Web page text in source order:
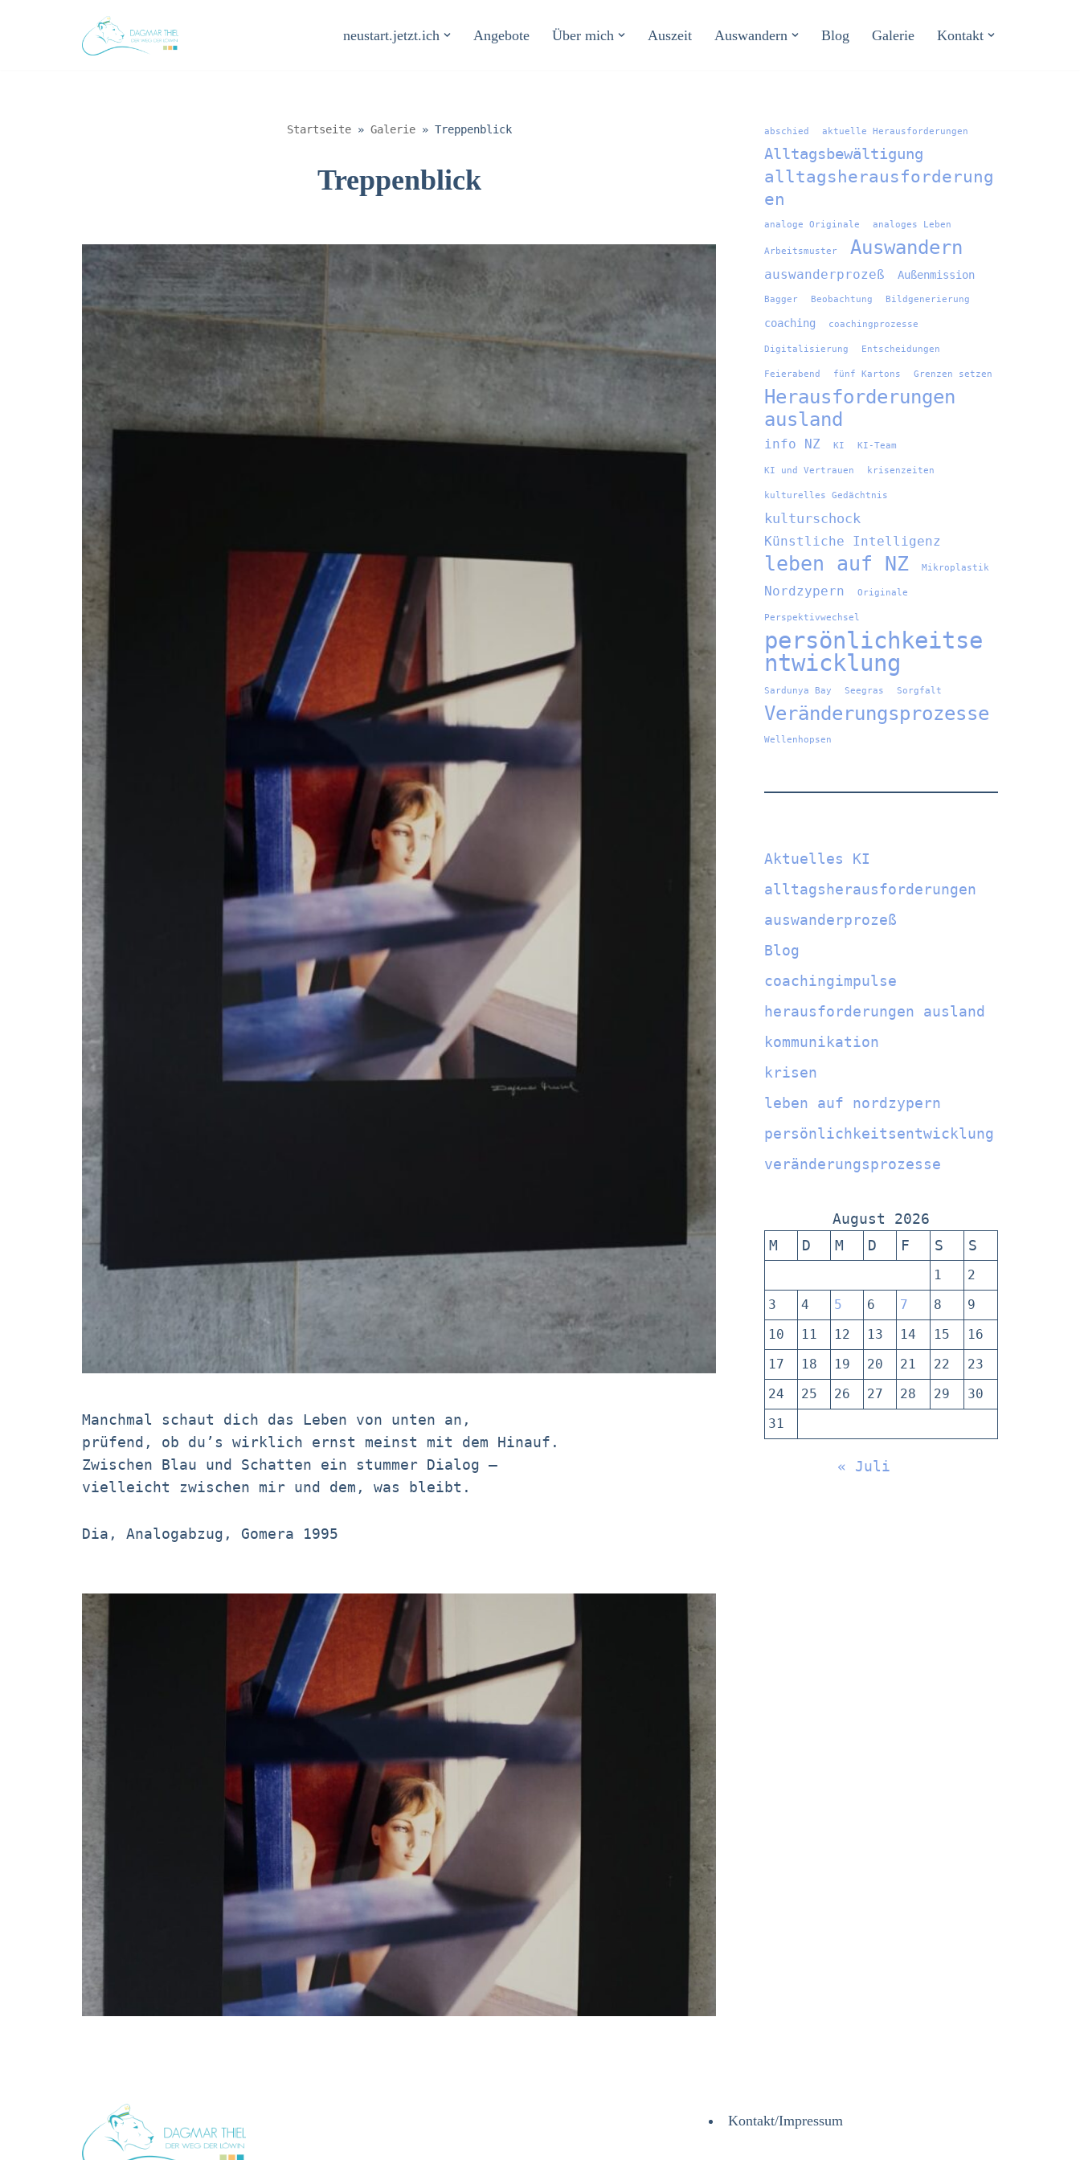
neustart.jetzt.ich Angebote Über mich Auszeit Auswandern Blog Galerie Kontakt
Startseite» Galerie» Treppenblick
Treppenblick
Manchmal schaut dich das Leben von unten an,
prüfend, ob du’s wirklich ernst meinst mit dem Hinauf.
Zwischen Blau und Schatten ein stummer Dialog –
vielleicht zwischen mir und dem, was bleibt.
Dia, Analogabzug, Gomera 1995
abschied aktuelle Herausforderungen
Alltagsbewältigung
alltagsherausforderung
en
analoge Originale analoges Leben
Arbeitsmuster Auswandern
auswanderprozeß Außenmission
Bagger Beobachtung Bildgenerierung
coaching coachingprozesse
Digitalisierung Entscheidungen
Feierabend fünf Kartons Grenzen setzen
Herausforderungen
ausland
info NZ KI KI-Team
KI und Vertrauen krisenzeiten
kulturelles Gedächtnis
kulturschock
Künstliche Intelligenz
leben auf NZ Mikroplastik
Nordzypern Originale
Perspektivwechsel
persönlichkeitse
ntwicklung
Sardunya Bay Seegras Sorgfalt
Veränderungsprozesse
Wellenhopsen
Aktuelles KI
alltagsherausforderungen
auswanderprozeß
Blog
coachingimpulse
herausforderungen ausland
kommunikation
krisen
leben auf nordzypern
persönlichkeitsentwicklung
veränderungsprozesse
August 2026
M
D M D F S S
1
2
3
4 5 6 7 8
9
10
11 12 13 14 15
16
17
18 19 20 21 22
23
24
25 26 27 28 29
30
31
« Juli
Kontakt/Impressum